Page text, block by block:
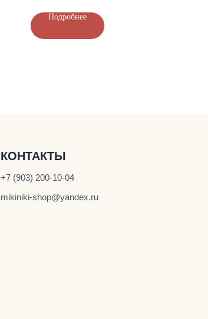
Подробнее
+7 (903) 200-10-04
mikiniki-shop@yandex.ru
КОНТАКТЫ